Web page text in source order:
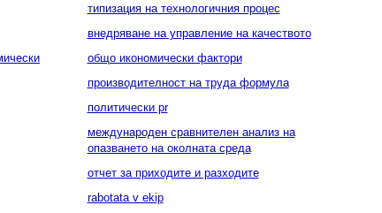
типизация на технологичния процес
внедряване на управление на качеството
общо икономически фактори
производителност на труда формула
политически pr
международен сравнителен анализ на
опазването на околната среда
отчет за приходите и разходите
rabotata v ekip